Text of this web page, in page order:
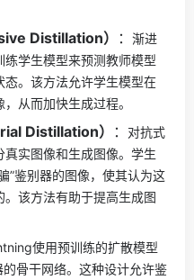
Distillation） ： 渐进
学生模型来预测教师模型
。该方法允许学生模型在
从而加快生成过程。
Distillation） ：
对抗式
实图像和生成图像。学生
”鉴别器的图像，使其认为这
该方法有助于提高生成图
使用预训练的扩散模型
骨干网络。这种设计允许鉴